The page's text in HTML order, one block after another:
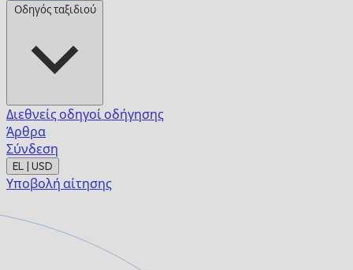
Οδηγός ταξιδιού
Διεθνείς οδηγοί οδήγησης
Άρθρα
Σύνδεση
EL | USD
Υποβολή αίτησης